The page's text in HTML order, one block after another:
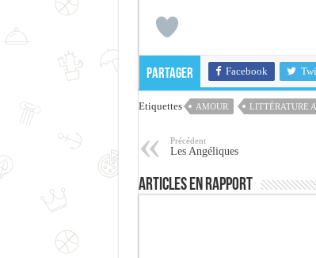
Partager Facebook
Etiquettes AMOUR LITTÉRATURE
Précédent
Les Angéliques
Articles en rapport